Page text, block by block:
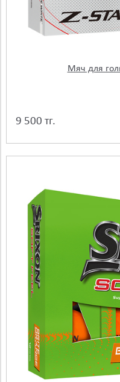
Мяч для
9 500 тг.